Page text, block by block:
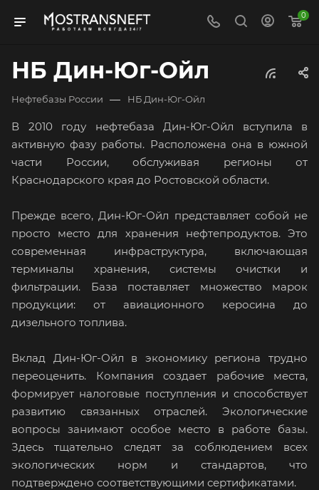
0
НБ Дин-Юг-Ойл
Нефтебазы России — НБ Дин-Юг-Ойл
В 2010 году нефтебаза Дин-Юг-Ойл вступила в
активную фазу работы. Расположена она в южной
части России, обслуживая регионы от
Краснодарского края до Ростовской области.
Прежде всего, Дин-Юг-Ойл представляет собой не
просто место для хранения нефтепродуктов. Это
современная инфраструктура, включающая
терминалы хранения, системы очистки и
фильтрации. База поставляет множество марок
продукции: от авиационного керосина до
дизельного топлива.
Вклад Дин-Юг-Ойл в экономику региона трудно
переоценить. Компания создает рабочие места,
формирует налоговые поступления и способствует
развитию связанных отраслей. Экологические
вопросы занимают особое место в работе базы.
Здесь тщательно следят за соблюдением всех
экологических норм и стандартов, что
подтверждено соответствующими сертификатами.